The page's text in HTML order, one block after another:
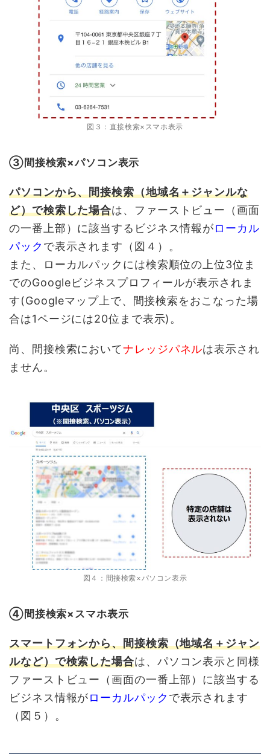
図３：直接検索×スマホ表示
➂間接検索×パソコン表示
パソコンから、間接検索（地域名＋ジャンルな
ど）で検索した場合は、ファーストビュー（画面
の一番上部）に該当するビジネス情報がローカル
パック で表示されます（図４）。
また、ローカルパックには検索順位の上位3位ま
でのGoogleビジネスプロフィールが表示されま
す(Googleマップ上で、間接検索をおこなった場
合は1ページには20位まで表示)。
尚、間接検索においてナレッジパネルは表示され
ません。
図４：間接検索×パソコン表示
➃間接検索×スマホ表示
スマートフォンから、間接検索（地域名＋ジャン
ルなど）で検索した場合は、パソコン表示と同様
ファーストビュー（画面の一番上部）に該当する
ビジネス情報がローカルパック で表示されます
（図５）。